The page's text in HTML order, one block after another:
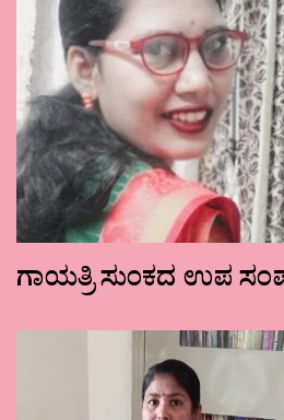
ಗಾಯತ್ರಿ ಸುಂಕದ ಉಪ